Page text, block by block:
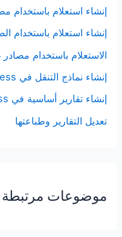
إنشاء استعلام باستخدام
إنشاء استعلام باستخدام
الاستعلام باستخدام
إنشاء نماذج التنقل في Access
إنشاء تقارير أساسية في Access
تعديل التقارير وطباعتها
موضوعات